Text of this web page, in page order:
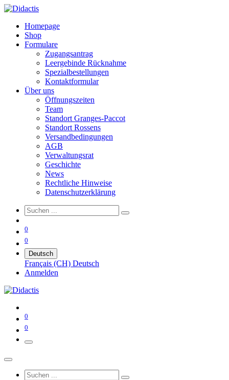
Homepage
Shop
Formulare
Zugangsantrag
Leergebinde Rücknahme
Spezialbestellungen
Kontaktformular
Über uns
Öffnungszeiten
Team
Standort Granges-Paccot
Standort Rossens
Versandbedingungen
AGB
Verwaltungsrat
Geschichte
News
Rechtliche Hinweise
Datenschutzerklärung
0
0
Deutsch
Français (CH) Deutsch
Anmelden
0
0